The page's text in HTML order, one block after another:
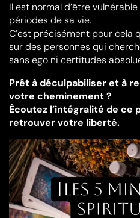
Il est normal d’être
périodes de sa vie.
C’est précisément pour cela
sur des personnes qui
sans ego ni certitudes
Prêt à déculpabiliser et à
votre cheminement ?
Écoutez l’intégralité de ce
retrouver votre liberté.